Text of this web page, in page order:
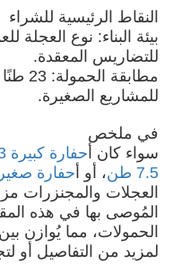
النقاط الرئيسية للشراء
بيئة البناء: نوع العجلة
للتضاريس المعقدة.
للمشاريع الصغيرة.
في ملخص
سواء كان أحفارة كبيرة 23 طنًا
7.5 طن
، أو أحفارة صغيرة 4
العجلات والمجنزرات
المُوصى بها في هذه
الحمولات، مما يُوازن
لمزيد من التفاصيل أو